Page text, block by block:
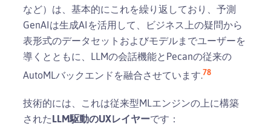
など）は、基本的にこれを繰り返しており、予測
GenAIは生成AIを活用して、ビジネス上の疑問から
表形式のデータセットおよびモデルまでユーザーを
導くとともに、LLMの会話機能とPecanの従来の
AutoMLバックエンドを融合させています.78
技術的には、これは従来型MLエンジンの上に構築
されたLLM駆動のUXレイヤーです：